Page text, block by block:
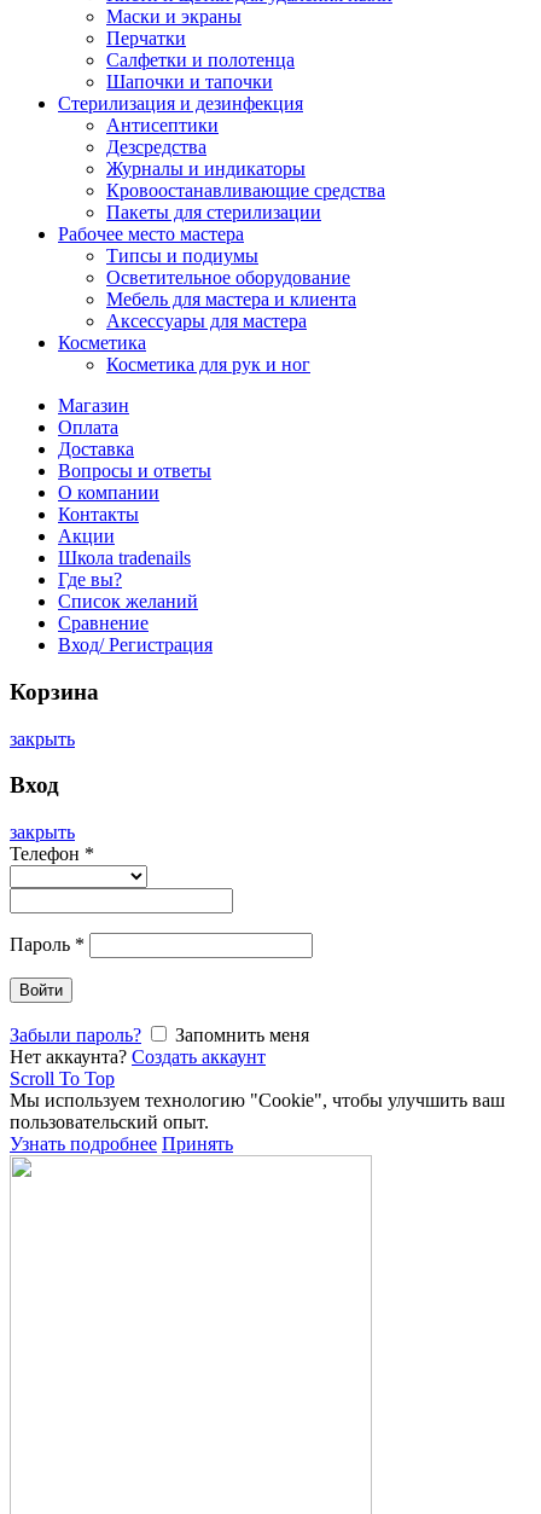
Маски и экраны
Перчатки
Салфетки и полотенца
Шапочки и тапочки
Стерилизация и дезинфекция
Антисептики
Дезсредства
Журналы и индикаторы
Кровоостанавливающие средства
Пакеты для стерилизации
Рабочее место мастера
Типсы и подиумы
Осветительное оборудование
Мебель для мастера и клиента
Аксессуары для мастера
Косметика
Косметика для рук и ног
Магазин
Оплата
Доставка
Вопросы и ответы
О компании
Контакты
Акции
Школа tradenails
Где вы?
Список желаний
Сравнение
Вход/ Регистрация
Корзина
закрыть
Вход
закрыть
Телефон *
Пароль *
Войти
Забыли пароль?
Запомнить меня
Нет аккаунта? Создать аккаунт
Scroll To Top
Мы используем технологию "Cookie", чтобы улучшить ваш
пользовательский опыт.
Узнать подробнее Принять